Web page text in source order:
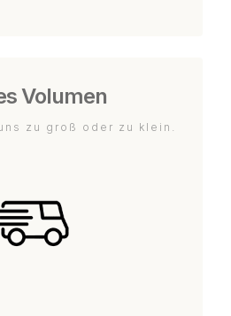
Volumen
zu groß oder zu klein.